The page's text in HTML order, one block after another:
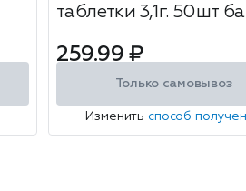
таблетки 3,1г. 50шт
259.99 ₽
Только самовывоз
Изменить способ